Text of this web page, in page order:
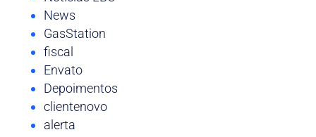
News
GasStation
fiscal
Envato
Depoimentos
clientenovo
alerta